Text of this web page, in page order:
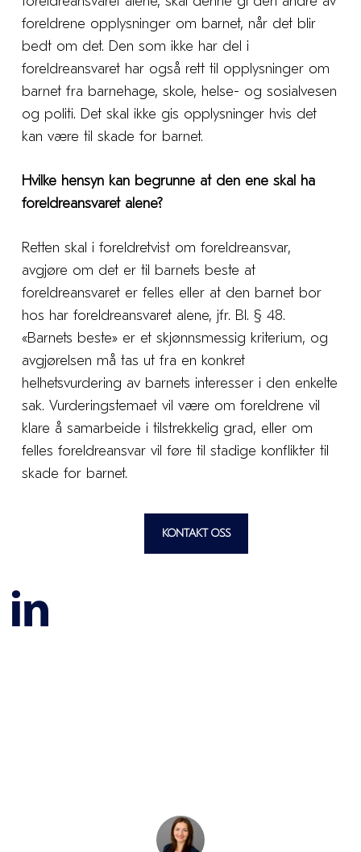
foreldrene opplysninger om barnet, når det blir
bedt om det. Den som ikke har del i
foreldreansvaret har også rett til opplysninger om
barnet fra barnehage, skole, helse- og sosialvesen
og politi. Det skal ikke gis opplysninger hvis det
kan være til skade for barnet.
Hvilke hensyn kan begrunne at den ene skal ha
foreldreansvaret alene?
Retten skal i foreldretvist om foreldreansvar,
avgjøre om det er til barnets beste at
foreldreansvaret er felles eller at den barnet bor
hos har foreldreansvaret alene, jfr. Bl. § 48.
«Barnets beste» er et skjønnsmessig kriterium, og
avgjørelsen må tas ut fra en konkret
helhetsvurdering av barnets interesser i den enkelte
sak. Vurderingstemaet vil være om foreldrene vil
klare å samarbeide i tilstrekkelig grad, eller om
felles foreldreansvar vil føre til stadige konflikter til
skade for barnet.
KONTAKT OSS